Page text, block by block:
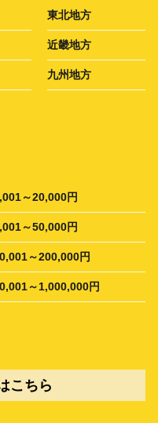
東北地方
近畿地方
九州地方
～20,000円
～50,000円
～200,000円
～1,000,000円
こちら